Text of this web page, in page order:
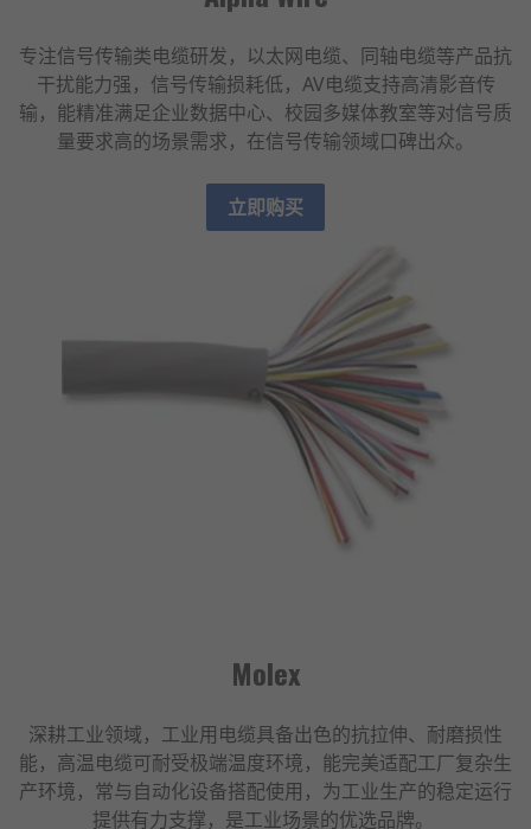
专注信号传输类电缆研发，以太网电缆、同轴电缆等产品抗
干扰能力强，信号传输损耗低，AV电缆支持高清影音传
输，能精准满足企业数据中心、校园多媒体教室等对信号质
量要求高的场景需求，在信号传输领域口碑出众。
立即购买
Molex
深耕工业领域，工业用电缆具备出色的抗拉伸、耐磨损性
能，高温电缆可耐受极端温度环境，能完美适配工厂复杂生
产环境，常与自动化设备搭配使用，为工业生产的稳定运行
提供有力支撑，是工业场景的优选品牌。